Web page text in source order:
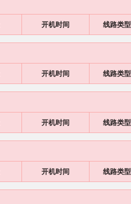
开机时间 线路类型
开机时间 线路类型
开机时间 线路类型
开机时间 线路类型